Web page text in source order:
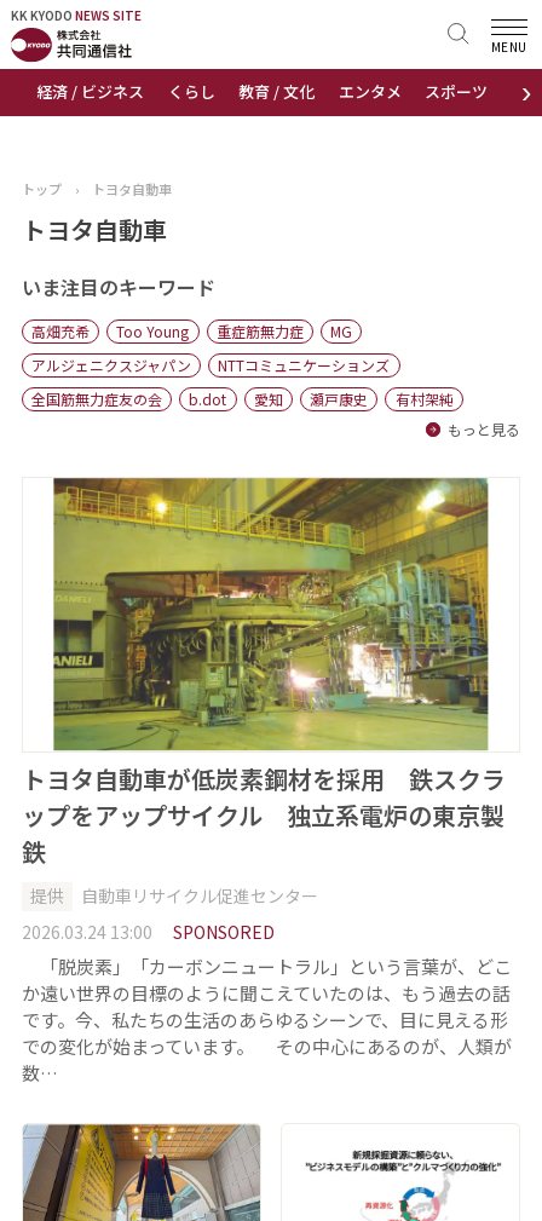
KK KYODO NEWS SITE
›
経済 / ビジネス くらし 教育 / 文化 エンタメ スポーツ 地域
MENU
KK KYODONEWS SITE
トップページ
ニュース
おすすめコンテンツ
出版物
会社概要
トップ › トヨタ自動車
トヨタ自動車
いま注目のキーワード
高畑充希 Too Young 重症筋無力症
MG
アルジェニクスジャパン
NTTコミュニケーションズ
全国筋無力症友の会
b.dot 愛知 瀬戸康史
有村架純
もっと見る
トヨタ自動車が低炭素鋼材を採用 鉄スクラ
ップをアップサイクル 独立系電炉の東京製
鉄
提供
自動車リサイクル促進センター
2026.03.24 13:00
SPONSORED
「脱炭素」「カーボンニュートラル」という言葉が、どこ
か遠い世界の目標のように聞こえていたのは、もう過去の話
です。今、私たちの生活のあらゆるシーンで、目に見える形
での変化が始まっています。 その中心にあるのが、人類が
数…